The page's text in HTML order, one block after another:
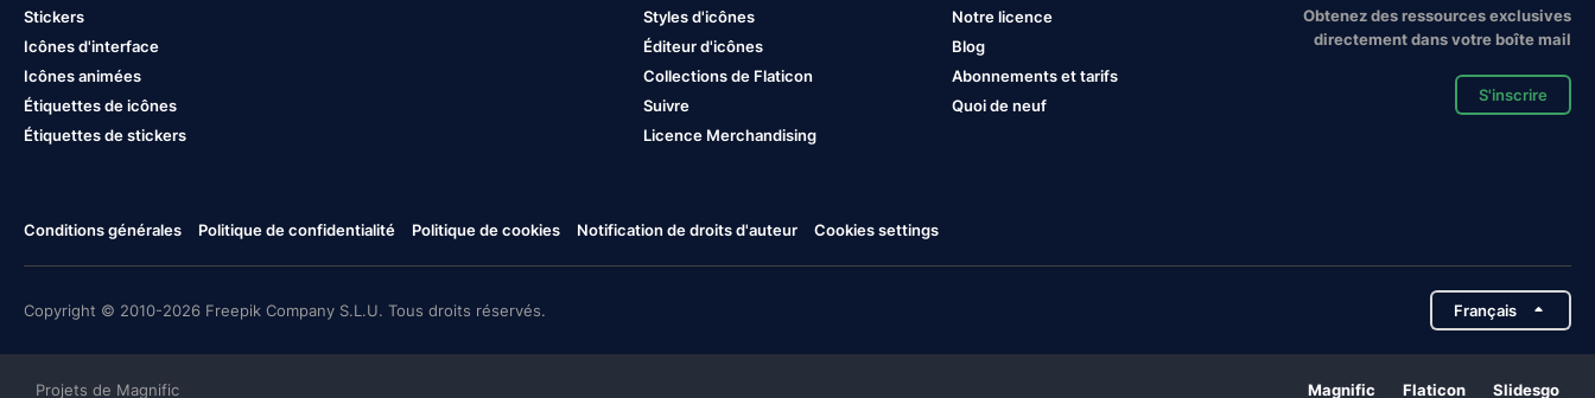
Stickers
Icônes d'interface
Icônes animées
Étiquettes de icônes
Étiquettes de stickers
Styles d'icônes
Éditeur d'icônes
Collections de Flaticon
Suivre
Licence Merchandising
Notre licence
Blog
Abonnements et tarifs
Quoi de neuf
Obtenez des ressources exclusives
directement dans votre boîte mail
S'inscrire
Conditions générales Politique de confidentialité Politique de cookies Notification de droits d'auteur Cookies settings
Copyright © 2010-2026 Freepik Company S.L.U. Tous droits réservés. Français
Projets de Magnific Magnific Flaticon Slidesgo